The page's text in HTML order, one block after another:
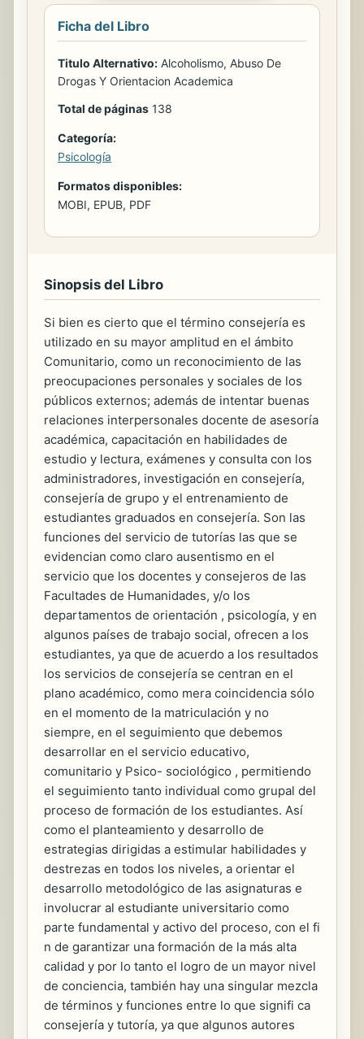
Ficha del Libro
Titulo Alternativo: Alcoholismo, Abuso De
Drogas Y Orientacion Academica
Total de páginas 138
Categoría:
Psicología
Formatos disponibles:
MOBI, EPUB, PDF
Sinopsis del Libro
Si bien es cierto que el término consejería es
utilizado en su mayor amplitud en el ámbito
Comunitario, como un reconocimiento de las
preocupaciones personales y sociales de los
públicos externos; además de intentar buenas
relaciones interpersonales docente de asesoría
académica, capacitación en habilidades de
estudio y lectura, exámenes y consulta con los
administradores, investigación en consejería,
consejería de grupo y el entrenamiento de
estudiantes graduados en consejería. Son las
funciones del servicio de tutorías las que se
evidencian como claro ausentismo en el
servicio que los docentes y consejeros de las
Facultades de Humanidades, y/o los
departamentos de orientación , psicología, y en
algunos países de trabajo social, ofrecen a los
estudiantes, ya que de acuerdo a los resultados
los servicios de consejería se centran en el
plano académico, como mera coincidencia sólo
en el momento de la matriculación y no
siempre, en el seguimiento que debemos
desarrollar en el servicio educativo,
comunitario y Psico- sociológico , permitiendo
el seguimiento tanto individual como grupal del
proceso de formación de los estudiantes. Así
como el planteamiento y desarrollo de
estrategias dirigidas a estimular habilidades y
destrezas en todos los niveles, a orientar el
desarrollo metodológico de las asignaturas e
involucrar al estudiante universitario como
parte fundamental y activo del proceso, con el fi
n de garantizar una formación de la más alta
calidad y por lo tanto el logro de un mayor nivel
de conciencia, también hay una singular mezcla
de términos y funciones entre lo que signifi ca
consejería y tutoría, ya que algunos autores